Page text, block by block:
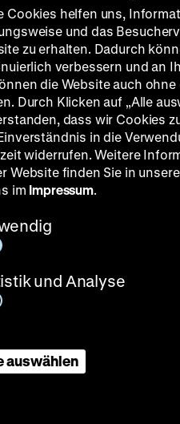
2018 2017
Cookies helfen uns,
und das
zu erhalten. Dadurch
verbessern und an
die Website auch
Durch Klicken auf „Alle
dass wir Cookies
in die
widerrufen. Weitere
Website finden Sie in
im Impressum.
und Analyse
auswählen